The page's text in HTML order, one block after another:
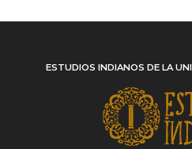
ESTUDIOS INDIANOS DE LA